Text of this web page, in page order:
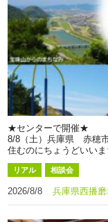
★センターで開催★
8/8（土）兵庫県 赤穂
住むのにちょうどいい
リアル 相談会
2026/8/8 兵庫県西播